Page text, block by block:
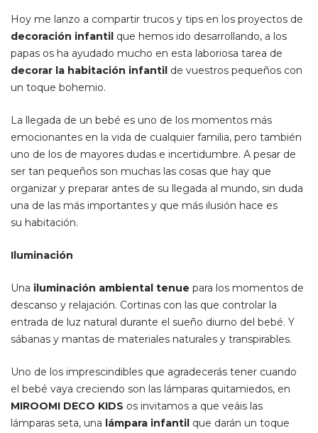
Hoy me lanzo a compartir trucos y tips en los proyectos de
decoración infantil que hemos ido desarrollando, a los
papas os ha ayudado mucho en esta laboriosa tarea de
decorar la habitación infantil de vuestros pequeños con
un toque bohemio.
La llegada de un bebé es uno de los momentos más
emocionantes en la vida de cualquier familia, pero también
uno de los de mayores dudas e incertidumbre. A pesar de
ser tan pequeños son muchas las cosas que hay que
organizar y preparar antes de su llegada al mundo, sin duda
una de las más importantes y que más ilusión hace es
su habitación.
Iluminación
Una iluminación ambiental tenue para los momentos de
descanso y relajación. Cortinas con las que controlar la
entrada de luz natural durante el sueño diurno del bebé. Y
sábanas y mantas de materiales naturales y transpirables.
Uno de los imprescindibles que agradecerás tener cuando
el bebé vaya creciendo son las lámparas quitamiedos, en
MIROOMI DECO KIDS os invitamos a que veáis las
lámparas seta, una lámpara infantil que darán un toque